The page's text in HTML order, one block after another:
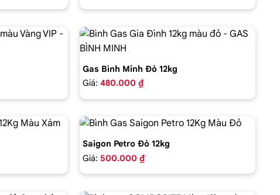
Gas Bình Minh Đỏ 12kg
Giá: 480.000 ₫
Saigon Petro Đỏ 12kg
Giá: 500.000 ₫